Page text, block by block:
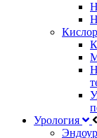
Урология